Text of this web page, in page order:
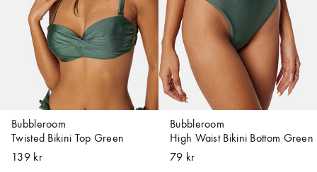
Bubbleroom
Twisted Bikini Top Green
139 kr
Bubbleroom
High Waist Bikini Bottom Green
79 kr